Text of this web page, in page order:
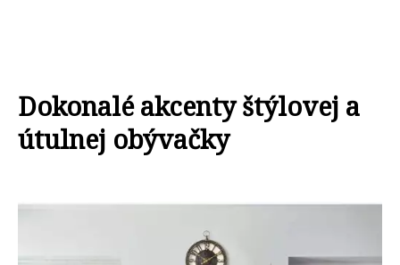
Dokonalé akcenty štýlovej a
útulnej obývačky